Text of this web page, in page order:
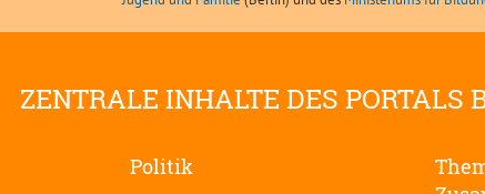
ZENTRALE INHALTE DES PORTALS
Politik